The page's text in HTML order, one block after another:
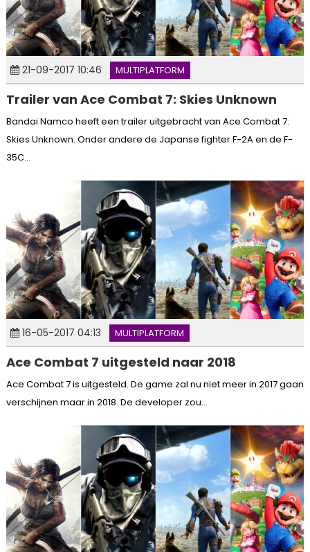
21-09-2017 10:46 MULTIPLATFORM
Trailer van Ace Combat 7: Skies Unknown
Bandai Namco heeft een trailer uitgebracht van Ace Combat 7:
Skies Unknown. Onder andere de Japanse fighter F-2A en de F-
35C...
16-05-2017 04:13 MULTIPLATFORM
Ace Combat 7 uitgesteld naar 2018
Ace Combat 7 is uitgesteld. De game zal nu niet meer in 2017 gaan
verschijnen maar in 2018. De developer zou...